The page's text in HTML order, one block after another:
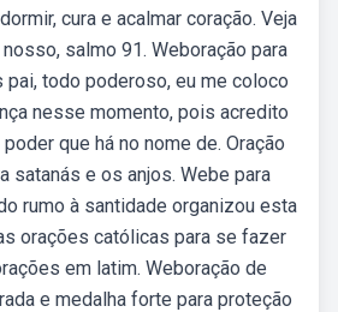
cura e acalmar coração. Veja
salmo 91. Weboração para
pai, todo poderoso, eu me coloco
nesse momento, pois acredito
que há no nome de. Oração
satanás e os anjos. Webe para
rumo à santidade organizou esta
orações católicas para se fazer
em latim. Weboração de
e medalha forte para proteção